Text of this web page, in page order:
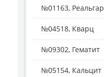
№01163, Реальгар
№04518, Кварц
№09302, Гематит
№05154, Кальцит